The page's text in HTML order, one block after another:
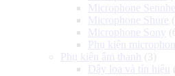
Microphone
Microphone Shure
Microphone Sony
Phụ kiện
Phụ kiện âm thanh
(3)
Dây loa và tín hiệu